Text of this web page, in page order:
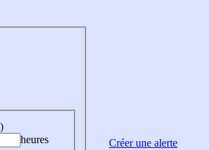
heures
Créer une alerte